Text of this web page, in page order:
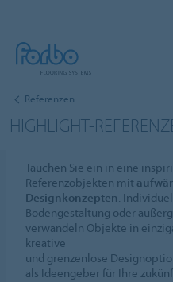
Referenzen
HIGHLIGHT-
Tauchen Sie ein in eine
Referenzobjekten mit
Designkonzepten .
Bodengestaltung oder
verwandeln Objekte in
kreative
und grenzenlose
als Ideengeber für Ihre